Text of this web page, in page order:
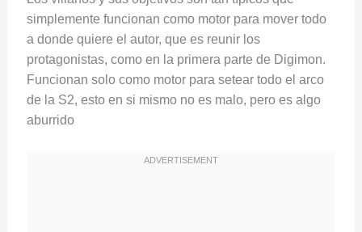
simplemente funcionan como motor para mover todo
a donde quiere el autor, que es reunir los
protagonistas, como en la primera parte de Digimon.
Funcionan solo como motor para setear todo el arco
de la S2, esto en si mismo no es malo, pero es algo
aburrido